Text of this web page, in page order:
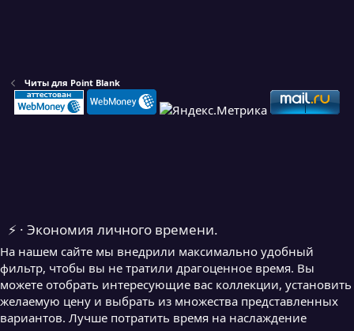
Читы для Point Blank
⚡ · Экономия личного времени.
На нашем сайте мы внедрили максимально удобный
фильтр, чтобы вы не тратили драгоценное время. Вы
можете отобрать интересующие вас коллекции, установить
желаемую цену и выбрать из множества представленных
вариантов. Лучше потратить время на наслаждение